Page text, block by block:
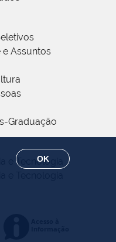
OK
e Assuntos
Graduação
e Tecnologia
e Tecnologia